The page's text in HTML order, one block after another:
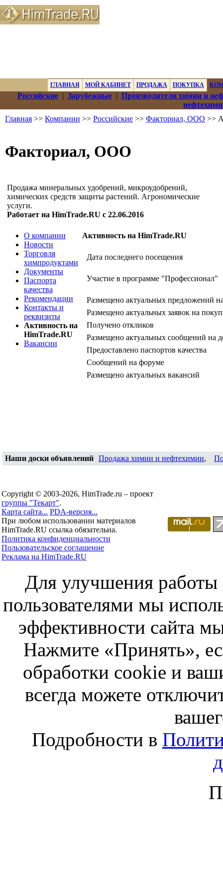
ГЛАВНАЯ МОЙ КАБИНЕТ ПРОДАЖА ПОКУПКА
Российские| Зарубежные| Производители химии и
Главная >> Компании >> Российские >> Факториал, ООО >>
Факториал, ООО
Продажа минеральных удобрений, микроудобрений,
химических средств защиты растений. Агрономические
услуги.
Работает на HimTrade.RU с 22.06.2016
О компании
Новости
Торговля
химпродуктами
Документы
Паспорта
качества
Рекомендации
Контакты и
реквизиты
Активность на
HimTrade.RU
Вакансии
Активность на HimTrade.RU
Дата последнего посещения
Участие в программе "Профессионал"
Размещено актуальных предложений
Размещено актуальных заявок на
Получено откликов
Размещено актуальных сообщений на
Предоставлено паспортов качества
Сообщений на форуме
Размещено актуальных вакансий
Наши доски объявлений Продажа химии и нефтехимии,
Copyright © 2003-2026, HimTrade.ru – проект
группы "Текарт".
Карта сайта... PDA-версия...
При любом использовании материалов
HimTrade.RU ссылка обязательна.
Политика конфиденциальности
Пользовательское соглашение
Реклама на HimTrade.RU
Для улучшения работы
пользователями мы
эффективности сайта
Нажмите «Принять»,
обработки cookie и
всегда можете
Подробности в